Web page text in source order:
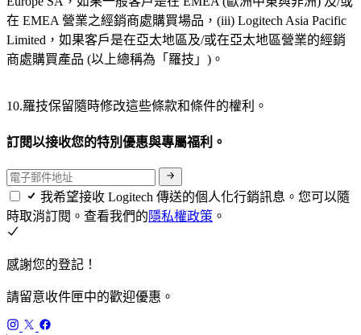
在 EMEA 營業之經銷商處購買場品，(iii) Logitech Asia Pacific
Limited，如果客戶是在亞太地區及/或在亞太地區營業的經銷
商處購買產品 (以上總稱為「羅技」)。
10.羅技保留隨時修改這些條款和條件的權利。
訂閱以接收您的特別優惠與專屬福利。
我希望接收 Logitech 傳送的個人化行銷訊息。您可以隨
時取消訂閱。查看我們的隱私權政策 。
感謝您的登記！
請留意收件匣中的歡迎優惠。